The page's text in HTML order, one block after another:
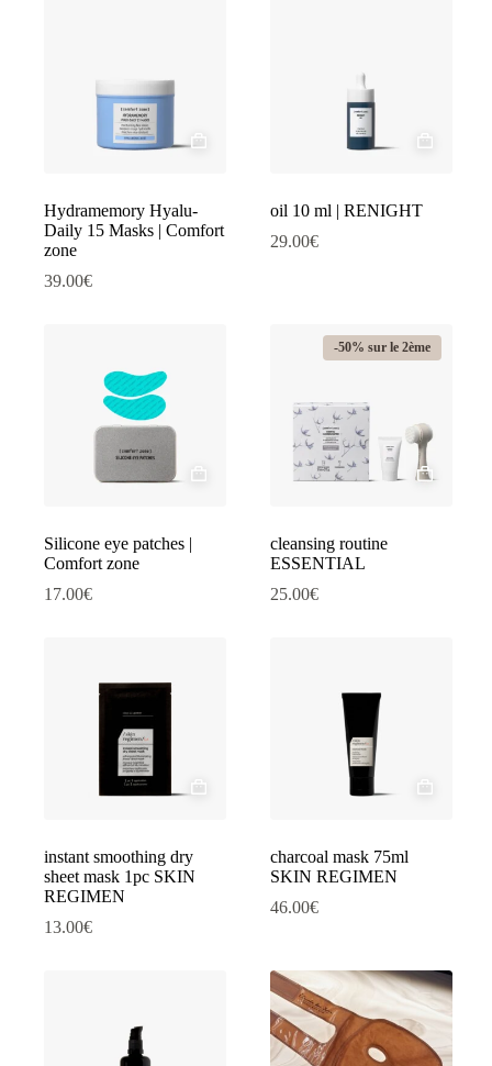
Hydramemory Hyalu-
Daily 15 Masks | Comfort
zone
39.00€
oil 10 ml | RENIGHT
29.00€
Silicone eye patches |
Comfort zone
17.00€
-50% sur le 2ème
cleansing routine
ESSENTIAL
25.00€
instant smoothing dry
sheet mask 1pc SKIN
REGIMEN
13.00€
charcoal mask 75ml
SKIN REGIMEN
46.00€